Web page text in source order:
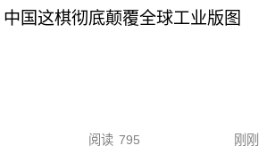
中国这棋彻底颠覆全球工业版图
阅读 795 刚刚